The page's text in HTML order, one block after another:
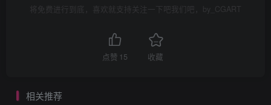
将免费进行到底，喜欢就支持关注一下吧我们吧，by_CGART
点赞 15 收藏
相关推荐